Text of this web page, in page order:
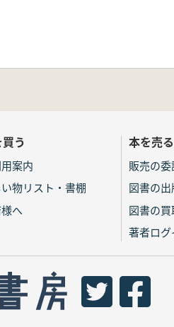
う
案内
物リスト・書棚
へ
本を売
販売の
図書の
図書の
著者ログ